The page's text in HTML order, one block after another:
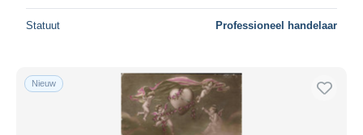
Statuut Professioneel handelaar
Nieuw